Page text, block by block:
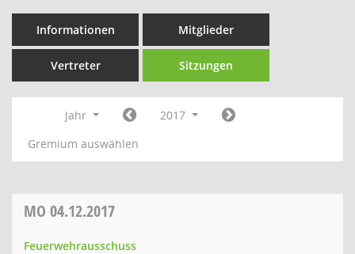
Informationen Mitglieder
Vertreter Sitzungen
Jahr
2017
Gremium auswählen
MO 04.12.2017
Feuerwehrausschuss